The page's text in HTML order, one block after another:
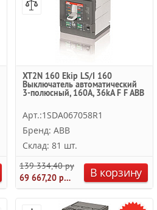
XT2N 160 Ekip LS/I 160
Выключатель автоматический
3-полюсный, 160А, 36kA F F ABB
Арт.:1SDA067058R1
Бренд: ABB
Склад: 81 шт.
139 334,40 руб.
69 667,20 руб.
В корзину